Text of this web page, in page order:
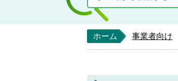
ホーム 事業者向け